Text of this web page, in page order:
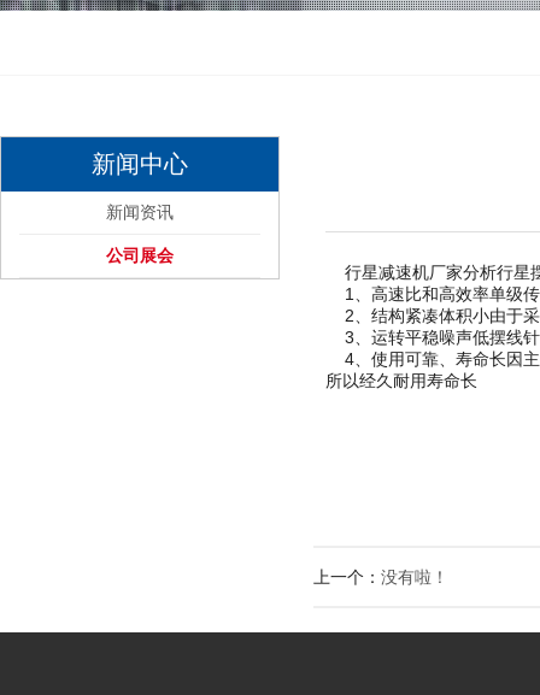
新闻中心
新闻资讯
公司展会
行星减速机厂家分析行星
1、高速比和高效率单级
2、结构紧凑体积小由于采
3、运转平稳噪声低摆线针
4、使用可靠、寿命长因主
所以经久耐用寿命长
上一个： 没有啦！